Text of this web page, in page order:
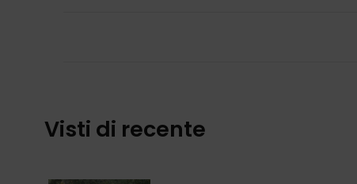
Visti di recente